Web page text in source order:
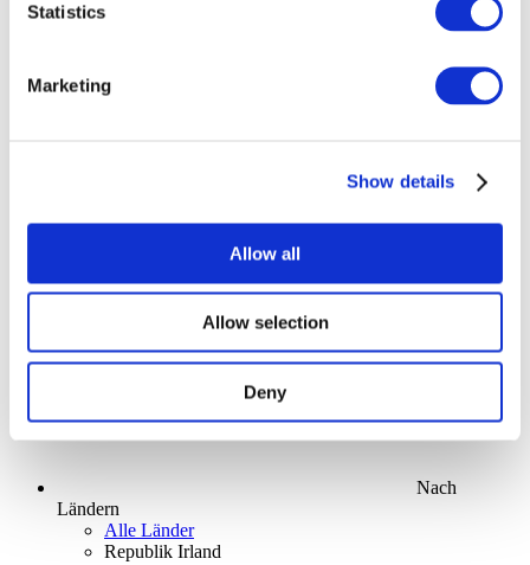
Statistics
Marketing
Show details
Allow all
Allow selection
Deny
Ohne Subgenre
Anwenden
Nach
Ländern
Alle Länder
Republik Irland